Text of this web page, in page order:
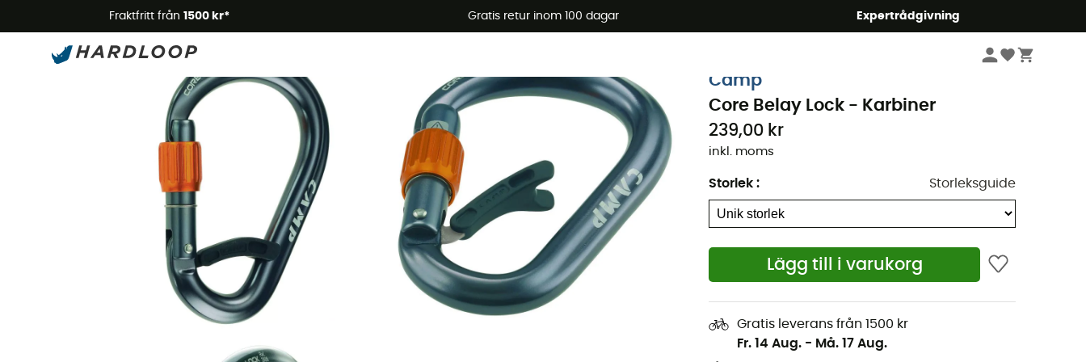
Fraktfritt från 1500 kr* Gratis retur inom 100 dagar Expertrådgivning
Sommarerbjudanden 🔥 -5 % EXTRA vid köp av 2 produkter* kod Summer5
Camp
Core Belay Lock - Karbiner
239,00 kr
inkl. moms
Storlek : Storleksguide
Lägg till i varukorg
Gratis leverans från 1500 kr
Fr. 14 Aug. - Må. 17 Aug.